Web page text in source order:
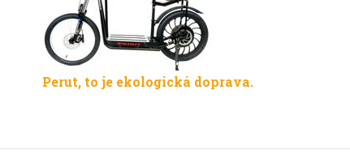
Perut, to je ekologická doprava.